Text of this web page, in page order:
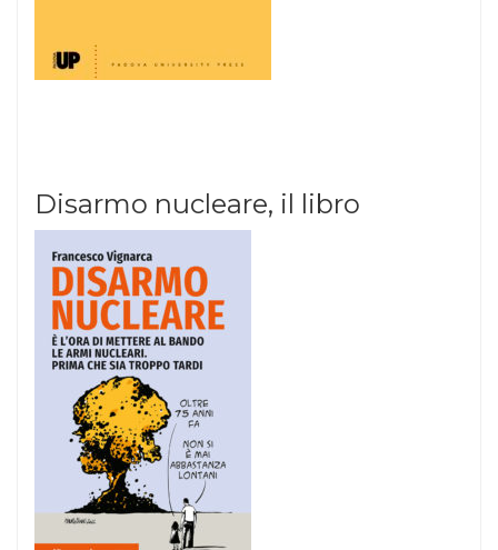
Disarmo nucleare, il libro